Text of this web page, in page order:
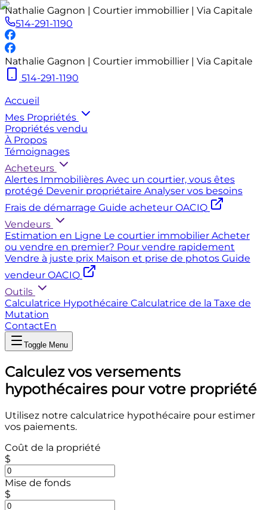
Nathalie Gagnon | Courtier immobillier | Via Capitale
514-291-1190
Nathalie Gagnon | Courtier immobillier | Via Capitale
514-291-1190
Accueil
Mes Propriétés
Propriétés vendu
À Propos
Témoignages
Acheteurs
Alertes Immobilières Avec un courtier, vous êtes
protégé Devenir propriétaire Analyser vos besoins
Frais de démarrage Guide acheteur OACIQ
Vendeurs
Estimation en Ligne Le courtier immobilier Acheter
ou vendre en premier? Pour vendre rapidement
Vendre à juste prix Maison et prise de photos Guide
vendeur OACIQ
Outils
Calculatrice Hypothécaire Calculatrice de la Taxe de
Mutation
ContactEn
Toggle Menu
Calculez vos versements
hypothécaires pour votre propriété
Utilisez notre calculatrice hypothécaire pour estimer
vos paiements.
Coût de la propriété
$
Mise de fonds
$